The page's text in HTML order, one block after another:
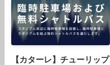
【カターレ】チューリップ